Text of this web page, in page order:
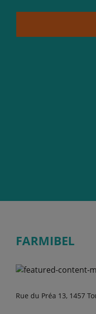
FARMIBEL
Rue du Préa 13, 1457